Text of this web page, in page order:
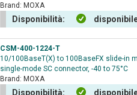
Brand: MOXA
Disponibilità:
CSM-400-1224-T
10/100BaseT(X) to 100BaseFX slide-in
single-mode SC connector, -40 to 75°C
Brand: MOXA
Disponibilità: